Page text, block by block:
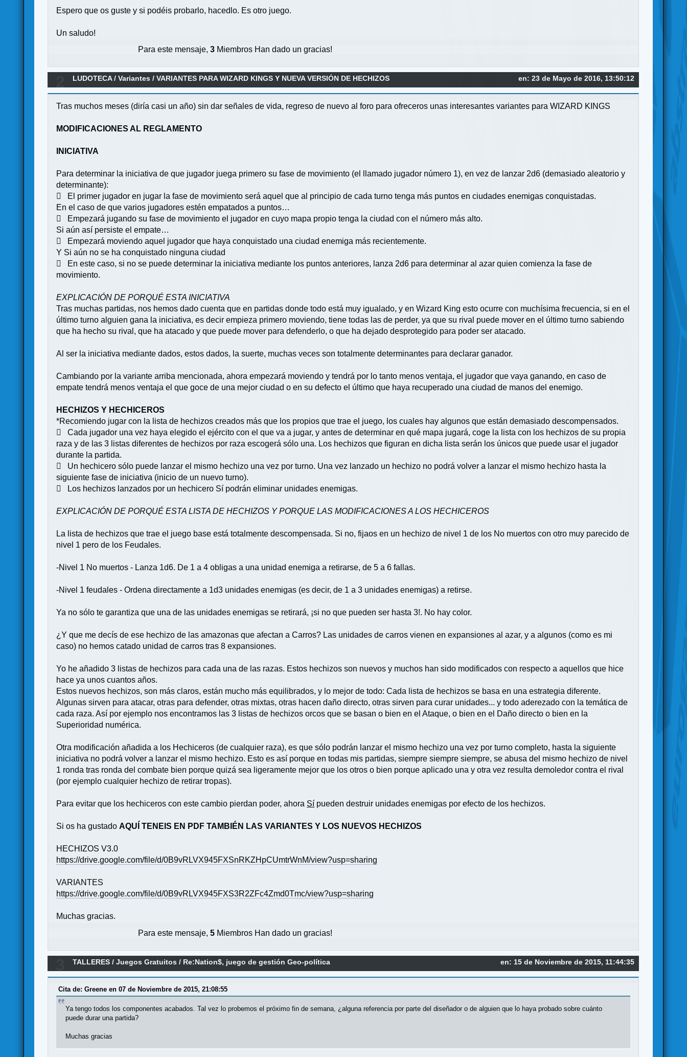
Espero que os guste y si podéis probarlo, hacedlo. Es otro juego.
Un saludo!
Para este mensaje,3 Miembros Han dado un gracias!
en: 23 de Mayo de 2016, 13:50:12
LUDOTECA/Variantes /VARIANTES PARA WIZARD KINGS Y NUEVA VERSIÓN DE HECHIZOS
Tras muchos meses (diría casi un año) sin dar señales de vida, regreso de nuevo al foro para ofreceros unas interesantes variantes para WIZARD KINGS
MODIFICACIONES AL REGLAMENTO
INICIATIVA
Para determinar la iniciativa de que jugador juega primero su fase de movimiento (el llamado jugador número 1), en vez de lanzar 2d6 (demasiado aleatorio y
determinante):
 El primer jugador en jugar la fase de movimiento será aquel que al principio de cada turno tenga más puntos en ciudades enemigas conquistadas.
En el caso de que varios jugadores estén empatados a puntos…
 Empezará jugando su fase de movimiento el jugador en cuyo mapa propio tenga la ciudad con el número más alto.
Si aún así persiste el empate…
 Empezará moviendo aquel jugador que haya conquistado una ciudad enemiga más recientemente.
Y Si aún no se ha conquistado ninguna ciudad
 En este caso, si no se puede determinar la iniciativa mediante los puntos anteriores, lanza 2d6 para determinar al azar quien comienza la fase de
movimiento.
EXPLICACIÓN DE PORQUÉ ESTA INICIATIVA
Tras muchas partidas, nos hemos dado cuenta que en partidas donde todo está muy igualado, y en Wizard King esto ocurre con muchísima frecuencia, si en el
último turno alguien gana la iniciativa, es decir empieza primero moviendo, tiene todas las de perder, ya que su rival puede mover en el último turno sabiendo
que ha hecho su rival, que ha atacado y que puede mover para defenderlo, o que ha dejado desprotegido para poder ser atacado.
Al ser la iniciativa mediante dados, estos dados, la suerte, muchas veces son totalmente determinantes para declarar ganador.
Cambiando por la variante arriba mencionada, ahora empezará moviendo y tendrá por lo tanto menos ventaja, el jugador que vaya ganando, en caso de
empate tendrá menos ventaja el que goce de una mejor ciudad o en su defecto el último que haya recuperado una ciudad de manos del enemigo.
HECHIZOS Y HECHICEROS
*Recomiendo jugar con la lista de hechizos creados más que los propios que trae el juego, los cuales hay algunos que están demasiado descompensados.
 Cada jugador una vez haya elegido el ejército con el que va a jugar, y antes de determinar en qué mapa jugará, coge la lista con los hechizos de su propia
raza y de las 3 listas diferentes de hechizos por raza escogerá sólo una. Los hechizos que figuran en dicha lista serán los únicos que puede usar el jugador
durante la partida.
 Un hechicero sólo puede lanzar el mismo hechizo una vez por turno. Una vez lanzado un hechizo no podrá volver a lanzar el mismo hechizo hasta la
siguiente fase de iniciativa (inicio de un nuevo turno).
 Los hechizos lanzados por un hechicero Sí podrán eliminar unidades enemigas.
EXPLICACIÓN DE PORQUÉ ESTA LISTA DE HECHIZOS Y PORQUE LAS MODIFICACIONES A LOS HECHICEROS
La lista de hechizos que trae el juego base está totalmente descompensada. Si no, fijaos en un hechizo de nivel 1 de los No muertos con otro muy parecido de
nivel 1 pero de los Feudales.
-Nivel 1 No muertos - Lanza 1d6. De 1 a 4 obligas a una unidad enemiga a retirarse, de 5 a 6 fallas.
-Nivel 1 feudales - Ordena directamente a 1d3 unidades enemigas (es decir, de 1 a 3 unidades enemigas) a retirse.
Ya no sólo te garantiza que una de las unidades enemigas se retirará, ¡si no que pueden ser hasta 3!. No hay color.
¿Y que me decís de ese hechizo de las amazonas que afectan a Carros? Las unidades de carros vienen en expansiones al azar, y a algunos (como es mi
caso) no hemos catado unidad de carros tras 8 expansiones.
Yo he añadido 3 listas de hechizos para cada una de las razas. Estos hechizos son nuevos y muchos han sido modificados con respecto a aquellos que hice
hace ya unos cuantos años.
Estos nuevos hechizos, son más claros, están mucho más equilibrados, y lo mejor de todo: Cada lista de hechizos se basa en una estrategia diferente.
Algunas sirven para atacar, otras para defender, otras mixtas, otras hacen daño directo, otras sirven para curar unidades... y todo aderezado con la temática de
cada raza. Así por ejemplo nos encontramos las 3 listas de hechizos orcos que se basan o bien en el Ataque, o bien en el Daño directo o bien en la
Superioridad numérica.
Otra modificación añadida a los Hechiceros (de cualquier raza), es que sólo podrán lanzar el mismo hechizo una vez por turno completo, hasta la siguiente
iniciativa no podrá volver a lanzar el mismo hechizo. Esto es así porque en todas mis partidas, siempre siempre siempre, se abusa del mismo hechizo de nivel
1 ronda tras ronda del combate bien porque quizá sea ligeramente mejor que los otros o bien porque aplicado una y otra vez resulta demoledor contra el rival
(por ejemplo cualquier hechizo de retirar tropas).
Para evitar que los hechiceros con este cambio pierdan poder, ahora Sí pueden destruir unidades enemigas por efecto de los hechizos.
Si os ha gustado AQUÍ TENEIS EN PDF TAMBIÉN LAS VARIANTES Y LOS NUEVOS HECHIZOS
HECHIZOS V3.0
https://drive.google.com/file/d/0B9vRLVX945FXSnRKZHpCUmtrWnM/view?usp=sharing
VARIANTES
https://drive.google.com/file/d/0B9vRLVX945FXS3R2ZFc4Zmd0Tmc/view?usp=sharing
Muchas gracias.
Para este mensaje,5 Miembros Han dado un gracias!
en: 15 de Noviembre de 2015, 11:44:35
TALLERES /Juegos Gratuitos/ Re:Nation$, juego de gestión Geo-política
Cita de: Greene en 07 de Noviembre de 2015, 21:08:55
Ya tengo todos los componentes acabados. Tal vez lo probemos el próximo fin de semana, ¿alguna referencia por parte del diseñador o de alguien que lo haya probado sobre cuánto
puede durar una partida?
Muchas gracias